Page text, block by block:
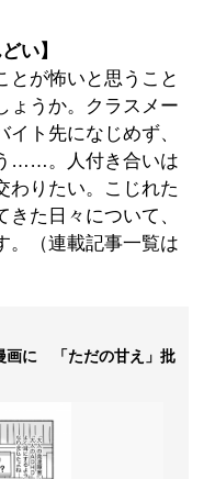
い】
とが怖いと思うこと
ょうか。クラスメー
イト先になじめず、
……。人付き合いは
わりたい。こじれた
た日々について、
。（連載記事一覧は
画に 「ただの甘え」批